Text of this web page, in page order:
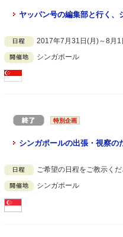
ヤッパン号の編集部と行く、
2017年7月31日(月)～8月1
シンガポール
特別企画
シンガポールの出張・視察の
ご希望の日程をご教示く
シンガポール